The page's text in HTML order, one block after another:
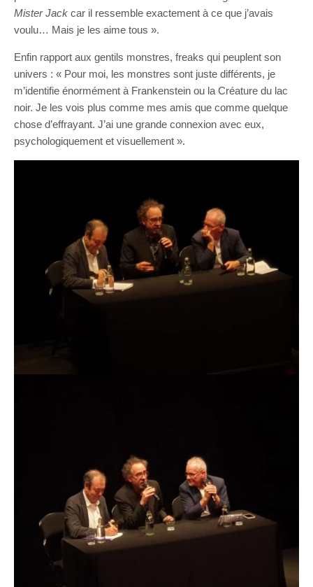
Mister Jack car il ressemble exactement à ce que j’avais
voulu… Mais je les aime tous ».
Enfin rapport aux gentils monstres, freaks qui peuplent son
univers : « Pour moi, les monstres sont juste différents, je
m’identifie énormément à Frankenstein ou la Créature du lac
noir. Je les vois plus comme mes amis que comme quelque
chose d’effrayant. J’ai une grande connexion avec eux,
psychologiquement et visuellement ».